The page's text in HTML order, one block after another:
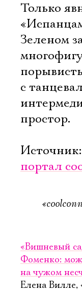
Только
Зеленом
с
простор.
Источник:
портал
«Вишневый
Фоменко:
на чужом
Елена